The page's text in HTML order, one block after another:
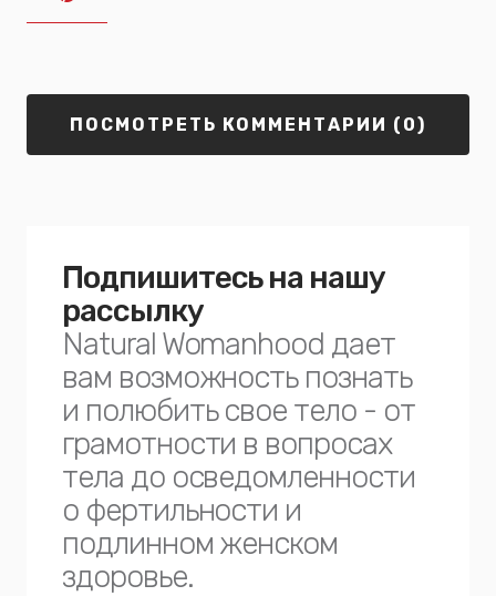
ПОСМОТРЕТЬ КОММЕНТАРИИ (0)
Подпишитесь на нашу
рассылку
Natural Womanhood дает
вам возможность познать
и полюбить свое тело - от
грамотности в вопросах
тела до осведомленности
о фертильности и
подлинном женском
здоровье.